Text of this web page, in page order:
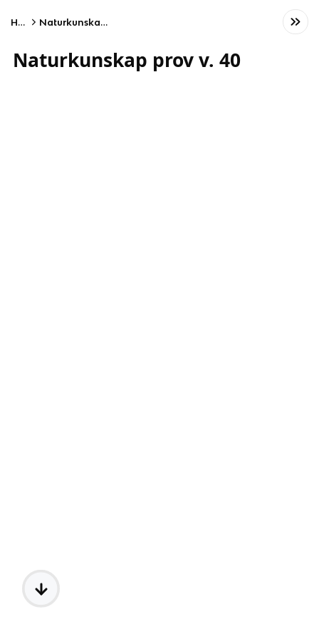
Home Naturkunskap prov v. 40
Naturkunskap prov v. 40